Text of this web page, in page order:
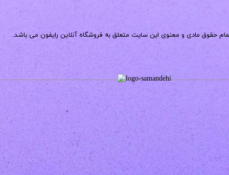
حقوق مادی و معنوی این سایت متعلق به فروشگاه آنلاین رایفون می باشد.